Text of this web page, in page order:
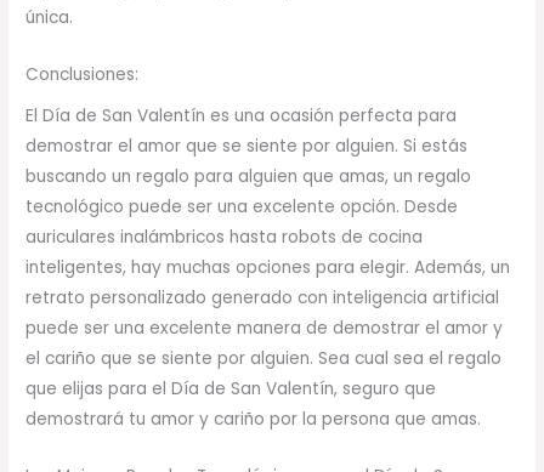
única.
Conclusiones:
El Día de San Valentín es una ocasión perfecta para
demostrar el amor que se siente por alguien. Si estás
buscando un regalo para alguien que amas, un regalo
tecnológico puede ser una excelente opción. Desde
auriculares inalámbricos hasta robots de cocina
inteligentes, hay muchas opciones para elegir. Además, un
retrato personalizado generado con inteligencia artificial
puede ser una excelente manera de demostrar el amor y
el cariño que se siente por alguien. Sea cual sea el regalo
que elijas para el Día de San Valentín, seguro que
demostrará tu amor y cariño por la persona que amas.